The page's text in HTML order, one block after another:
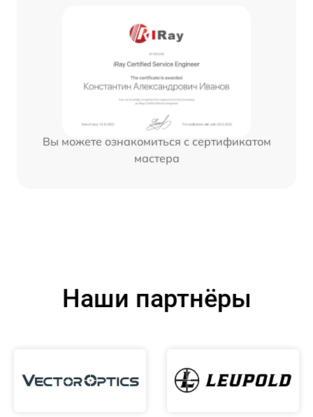
Вы можете ознакомиться с сертификатом
мастера
Наши партнёры